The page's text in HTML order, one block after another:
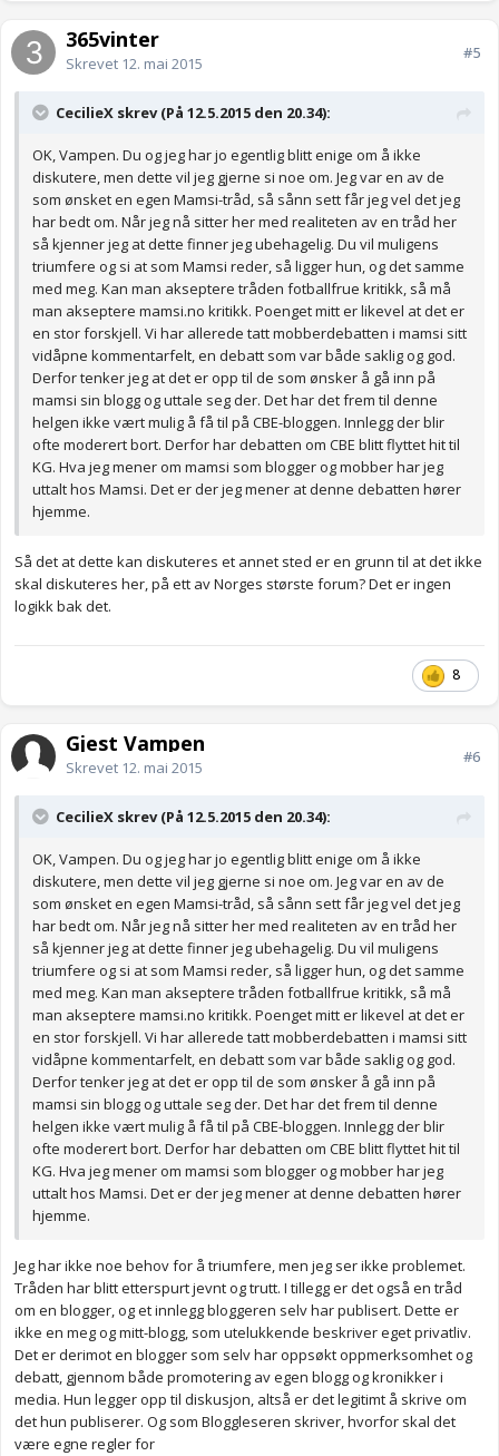
365vinter
Skrevet 12. mai 2015
#5
CecilieX skrev (På 12.5.2015 den 20.34):
OK, Vampen. Du og jeg har jo egentlig blitt enige om å ikke
diskutere, men dette vil jeg gjerne si noe om. Jeg var en av de
som ønsket en egen Mamsi-tråd, så sånn sett får jeg vel det jeg
har bedt om. Når jeg nå sitter her med realiteten av en tråd her
så kjenner jeg at dette finner jeg ubehagelig. Du vil muligens
triumfere og si at som Mamsi reder, så ligger hun, og det samme
med meg. Kan man akseptere tråden fotballfrue kritikk, så må
man akseptere mamsi.no kritikk. Poenget mitt er likevel at det er
en stor forskjell. Vi har allerede tatt mobberdebatten i mamsi sitt
vidåpne kommentarfelt, en debatt som var både saklig og god.
Derfor tenker jeg at det er opp til de som ønsker å gå inn på
mamsi sin blogg og uttale seg der. Det har det frem til denne
helgen ikke vært mulig å få til på CBE-bloggen. Innlegg der blir
ofte moderert bort. Derfor har debatten om CBE blitt flyttet hit til
KG. Hva jeg mener om mamsi som blogger og mobber har jeg
uttalt hos Mamsi. Det er der jeg mener at denne debatten hører
hjemme.
Så det at dette kan diskuteres et annet sted er en grunn til at det ikke
skal diskuteres her, på ett av Norges største forum? Det er ingen
logikk bak det.
8
Gjest Vampen
Skrevet 12. mai 2015
#6
CecilieX skrev (På 12.5.2015 den 20.34):
OK, Vampen. Du og jeg har jo egentlig blitt enige om å ikke
diskutere, men dette vil jeg gjerne si noe om. Jeg var en av de
som ønsket en egen Mamsi-tråd, så sånn sett får jeg vel det jeg
har bedt om. Når jeg nå sitter her med realiteten av en tråd her
så kjenner jeg at dette finner jeg ubehagelig. Du vil muligens
triumfere og si at som Mamsi reder, så ligger hun, og det samme
med meg. Kan man akseptere tråden fotballfrue kritikk, så må
man akseptere mamsi.no kritikk. Poenget mitt er likevel at det er
en stor forskjell. Vi har allerede tatt mobberdebatten i mamsi sitt
vidåpne kommentarfelt, en debatt som var både saklig og god.
Derfor tenker jeg at det er opp til de som ønsker å gå inn på
mamsi sin blogg og uttale seg der. Det har det frem til denne
helgen ikke vært mulig å få til på CBE-bloggen. Innlegg der blir
ofte moderert bort. Derfor har debatten om CBE blitt flyttet hit til
KG. Hva jeg mener om mamsi som blogger og mobber har jeg
uttalt hos Mamsi. Det er der jeg mener at denne debatten hører
hjemme.
Jeg har ikke noe behov for å triumfere, men jeg ser ikke problemet.
Tråden har blitt etterspurt jevnt og trutt. I tillegg er det også en tråd
om en blogger, og et innlegg bloggeren selv har publisert. Dette er
ikke en meg og mitt-blogg, som utelukkende beskriver eget privatliv.
Det er derimot en blogger som selv har oppsøkt oppmerksomhet og
debatt, gjennom både promotering av egen blogg og kronikker i
media. Hun legger opp til diskusjon, altså er det legitimt å skrive om
det hun publiserer. Og som Bloggleseren skriver, hvorfor skal det
være egne regler for